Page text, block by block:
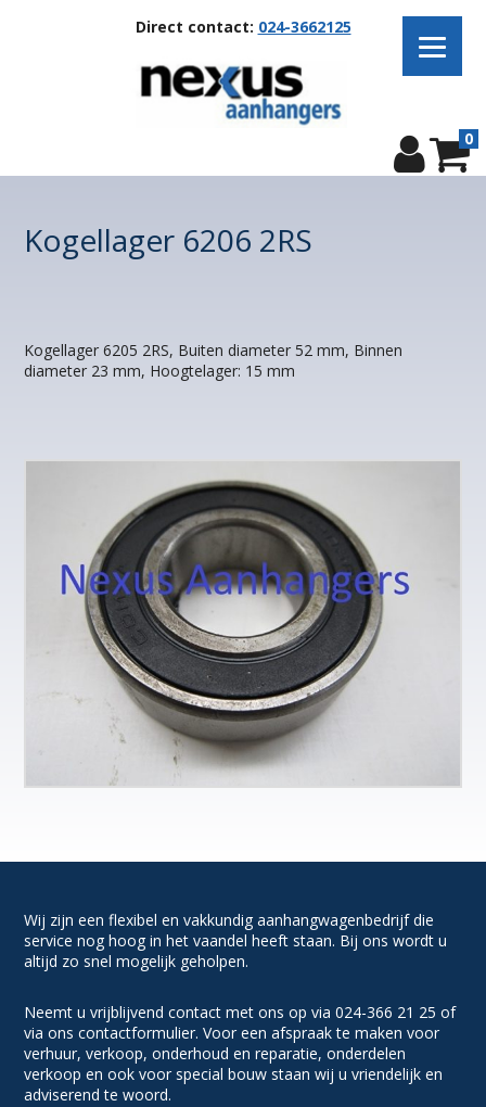
Direct contact: 024-3662125
0
Kogellager 6206 2RS
Kogellager 6205 2RS, Buiten diameter 52 mm, Binnen
diameter 23 mm, Hoogtelager: 15 mm
Wij zijn een flexibel en vakkundig aanhangwagenbedrijf die
service nog hoog in het vaandel heeft staan. Bij ons wordt u
altijd zo snel mogelijk geholpen.
Neemt u vrijblijvend contact met ons op via 024-366 21 25 of
via ons contactformulier. Voor een afspraak te maken voor
verhuur, verkoop, onderhoud en reparatie, onderdelen
verkoop en ook voor special bouw staan wij u vriendelijk en
adviserend te woord.